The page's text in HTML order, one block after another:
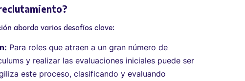
aborda varios desafíos clave:
Para roles que atraen a un gran número de
y realizar las evaluaciones iniciales puede ser
este proceso, clasificando y evaluando